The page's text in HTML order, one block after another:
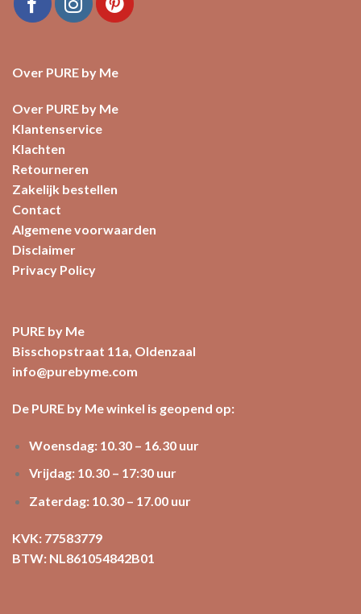
Over PURE by Me
Over PURE by Me
Klantenservice
Klachten
Retourneren
Zakelijk bestellen
Contact
Algemene voorwaarden
Disclaimer
Privacy Policy
PURE by Me
Bisschopstraat 11a, Oldenzaal
info@purebyme.com
De PURE by Me winkel is geopend op:
Woensdag: 10.30 – 16.30 uur
Vrijdag: 10.30 – 17:30 uur
Zaterdag: 10.30 – 17.00 uur
KVK: 77583779
BTW: NL861054842B01